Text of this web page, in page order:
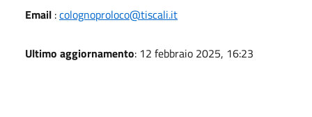
Email :colognoproloco@tiscali.it
Ultimo aggiornamento: 12 febbraio 2025, 16:23